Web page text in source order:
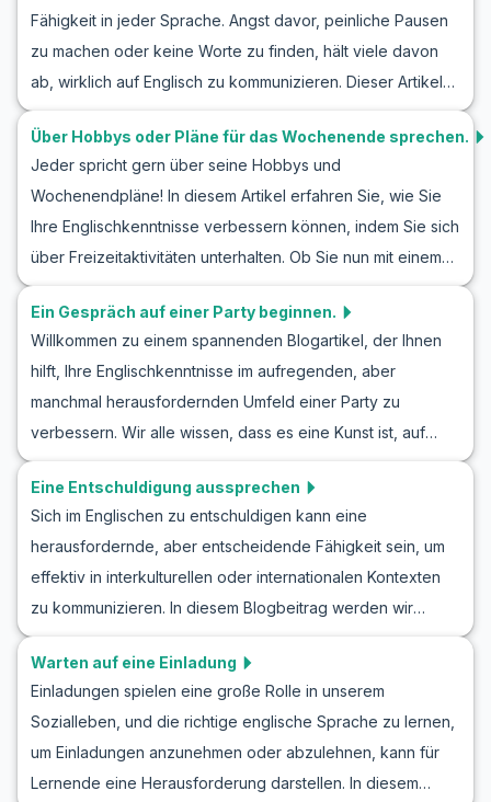
Fähigkeit in jeder Sprache. Angst davor, peinliche Pausen
zu machen oder keine Worte zu finden, hält viele davon
ab, wirklich auf Englisch zu kommunizieren. Dieser Artikel
hilft Ihnen, Ihre Englischkenntnisse in realen Situationen zu
verbessern, indem er Ihnen hilfreiche Vokabeln und
Ausdrücke präsentiert. Außerdem finden Sie hier nützliche
Übungsdialoge, die Ihnen helfen, selbstbewusster in
Gesprächen mit neuen Menschen zu werden. Egal, ob Sie
Ihre Englisch Konversation üben kennenlernen,
möchten, wie man jemanden trifft – dieser Artikel bietet
Über Hobbys oder Pläne für das Wochenende sprechen.
Jeder spricht gern über seine Hobbys und
Wochenendpläne! In diesem Artikel erfahren Sie, wie Sie
Ihre Englischkenntnisse verbessern können, indem Sie sich
über Freizeitaktivitäten unterhalten. Ob Sie nun mit einem
Freund über neue Hobbys sprechen oder Pläne für das
Wochenende schmieden, wir haben Vokabeln und
Redewendungen zusammengestellt, die Ihnen dabei
helfen. Diese Gespräche bieten auch hervorragende
Möglichkeiten für englisches Rollenspiel und
Gesprächsübungen, damit Sie in Alltagsdialogen sicherer
Ein Gespräch auf einer Party beginnen.
Willkommen zu einem spannenden Blogartikel, der Ihnen
hilft, Ihre Englischkenntnisse im aufregenden, aber
manchmal herausfordernden Umfeld einer Party zu
verbessern. Wir alle wissen, dass es eine Kunst ist, auf
einer Party ein Gespräch zu beginnen, und in dieser
Lektion konzentrieren wir uns darauf, Sie mit dem
notwendigen englischen Wortschatz und wertvollen
Redewendungen auszustatten, um selbstbewusst
anregende Gespräche zu führen. Egal, ob Sie neue Leute
kennenlernen oder einfach nur Ihre Sprachkenntnisse
werden Ihnen helfen, jederzeit die richtigen Worte zu
Eine Entschuldigung aussprechen
Sich im Englischen zu entschuldigen kann eine
herausfordernde, aber entscheidende Fähigkeit sein, um
effektiv in interkulturellen oder internationalen Kontexten
zu kommunizieren. In diesem Blogbeitrag werden wir
verschiedene englische Rollenspiele für Entschuldigungen
erkunden und lernen, wie man ein
Entschuldigungsgespräch auf Englisch übt. Durch das
Verstehen des richtigen Wortschatzes und der wichtigen
Ausdrücke können Sie Ihr Englisch verbessern und
selbstbewusster in Entschuldigungsszenarien auf Englisch
Warten auf eine Einladung
Einladungen spielen eine große Rolle in unserem
Sozialleben, und die richtige englische Sprache zu lernen,
um Einladungen anzunehmen oder abzulehnen, kann für
Lernende eine Herausforderung darstellen. In diesem